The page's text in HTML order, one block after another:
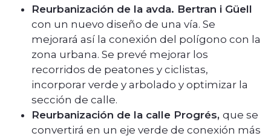
Reurbanización de la avda. Bertran i Güell
con un nuevo diseño de una vía. Se
mejorará así la conexión del polígono con la
zona urbana. Se prevé mejorar los
recorridos de peatones y ciclistas,
incorporar verde y arbolado y optimizar la
sección de calle.
Reurbanización de la calle Progrés, que se
convertirá en un eje verde de conexión más